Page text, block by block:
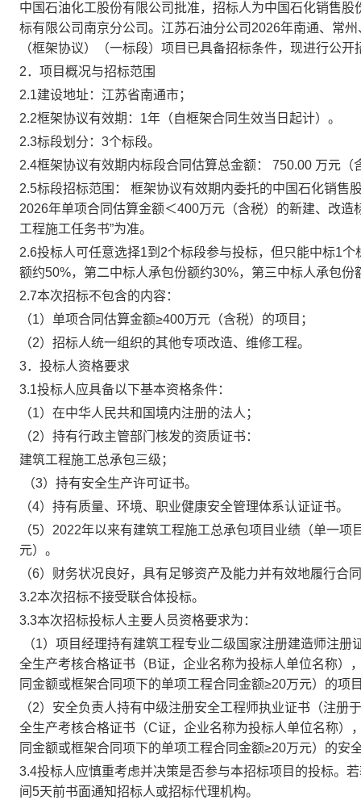
中国石油化工股份有限公司批准，招标人为中国石化销售
标有限公司南京分公司。江苏石油分公司2026年南通、常
（框架协议）（一标段）项目已具备招标条件，现进行公开
2．项目概况与招标范围
2.1建设地址：江苏省南通市；
2.2框架协议有效期：1年（自框架合同生效当日起计）。
2.3标段划分：3个标段。
2.4框架协议有效期内标段合同估算总金额： 750.00 万元（
2.5标段招标范围： 框架协议有效期内委托的中国石化销售
2026年单项合同估算金额＜400万元（含税）的新建、改
工程施工任务书”为准。
2.6投标人可任意选择1到2个标段参与投标，但只能中标1个
额约50%，第二中标人承包份额约30%，第三中标人承包份
2.7本次招标不包含的内容：
（1）单项合同估算金额≥400万元（含税）的项目；
（2）招标人统一组织的其他专项改造、维修工程。
3．投标人资格要求
3.1投标人应具备以下基本资格条件：
（1）在中华人民共和国境内注册的法人；
（2）持有行政主管部门核发的资质证书：
建筑工程施工总承包三级；
（3）持有安全生产许可证书。
（4）持有质量、环境、职业健康安全管理体系认证证书。
（5）2022年以来有建筑工程施工总承包项目业绩（单一
元）。
（6）财务状况良好，具有足够资产及能力并有效地履行合
3.2本次招标不接受联合体投标。
3.3本次招标投标人主要人员资格要求为：
（1）项目经理持有建筑工程专业二级国家注册建造师注
全生产考核合格证书（B证，企业名称为投标人单位名称）
同金额或框架合同项下的单项工程合同金额≥20万元）的项
（2）安全负责人持有中级注册安全工程师执业证书（注
全生产考核合格证书（C证，企业名称为投标人单位名称
同金额或框架合同项下的单项工程合同金额≥20万元）的安
3.4投标人应慎重考虑并决策是否参与本招标项目的投标。
间5天前书面通知招标人或招标代理机构。